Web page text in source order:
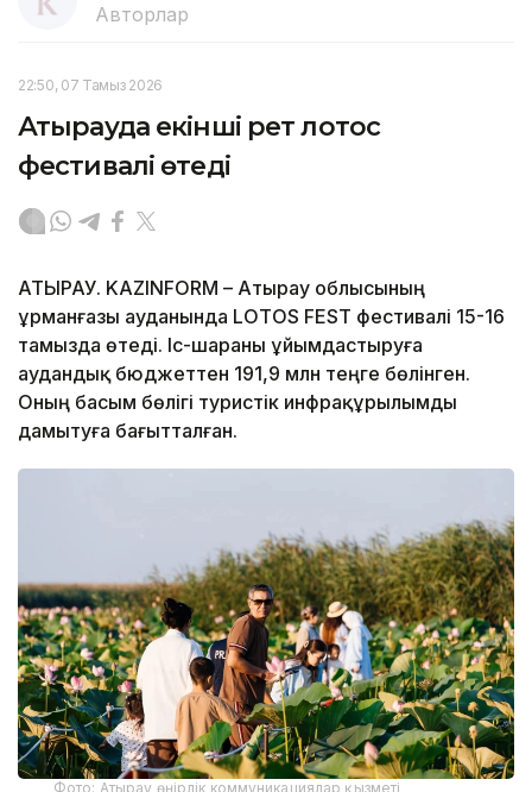
Авторлар
22:50, 07 Тамыз 2026
Атырауда екінші рет лотос
фестивалі өтеді
АТЫРАУ. KAZINFORM – Атырау облысының
Құрманғазы ауданында LOTOS FEST фестивалі 15-16
тамызда өтеді. Іс-шараны ұйымдастыруға
аудандық бюджеттен 191,9 млн теңге бөлінген.
Оның басым бөлігі туристік инфрақұрылымды
дамытуға бағытталған.
Фото: Атырау өңірлік коммуникациялар қызметі